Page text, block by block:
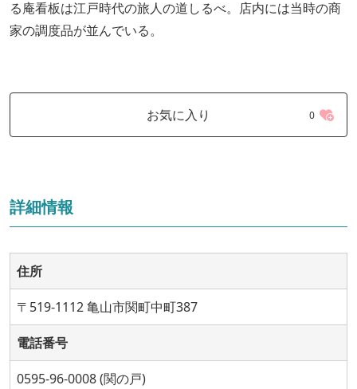
る庵看板は江戸時代の旅人の道しるべ。店内には当時の商
家の調度品が並んでいる。
お気に入り 0
詳細情報
住所
〒519-1112 亀山市関町中町387
電話番号
0595-96-0008 (関の戸)